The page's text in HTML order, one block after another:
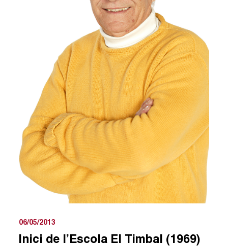
06/05/2013
Inici de l’Escola El Timbal (1969)